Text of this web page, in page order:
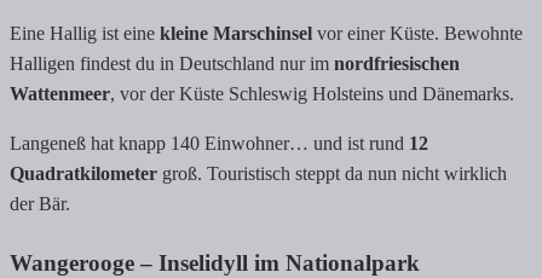
Eine Hallig ist eine kleine Marschinsel vor einer Küste. Bewohnte
Halligen findest du in Deutschland nur im nordfriesischen
Wattenmeer, vor der Küste Schleswig Holsteins und Dänemarks.
Langeneß hat knapp 140 Einwohner… und ist rund 12
Quadratkilometer groß. Touristisch steppt da nun nicht wirklich
der Bär.
Wangerooge – Inselidyll im Nationalpark